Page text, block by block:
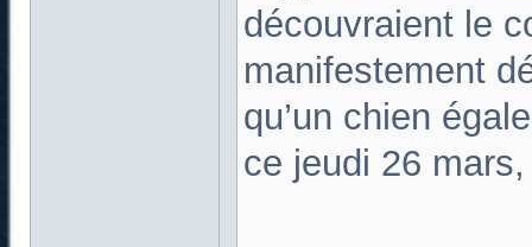
découvraient le
manifestement
qu’un chien
ce jeudi 26